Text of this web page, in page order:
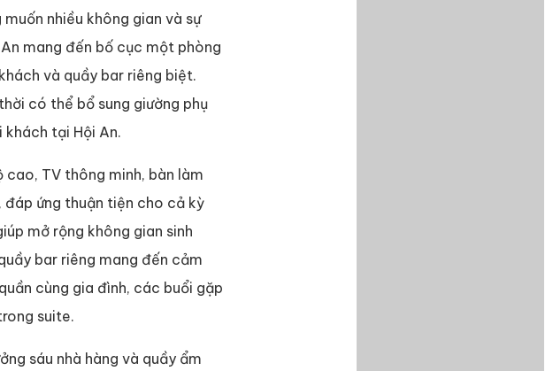
nhiều không gian và sự
mang đến bố cục một phòng
và quầy bar riêng biệt.
có thể bổ sung giường phụ
khách tại Hội An.
TV thông minh, bàn làm
đáp ứng thuận tiện cho cả kỳ
mở rộng không gian sinh
bar riêng mang đến cảm
cùng gia đình, các buổi gặp
suite.
sáu nhà hàng và quầy ẩm